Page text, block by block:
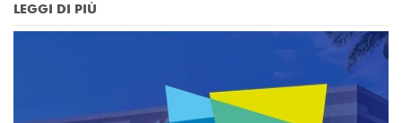
pogo magnetici, cavi POS personalizzati, cablaggio e cavi a nastro
FPC USB. Come produttore leader di accessori POS e soluzioni di
connettività al dettaglio, forniamo prodotti personalizzati e ad alte
prestazioni per migliorare l'efficienza del checkout e la longevità del
dispositivo. Visitaci per esplorare le nostre innovazioni e discutere le
partnership OEM/ODM.
LEGGI DI PIÙ